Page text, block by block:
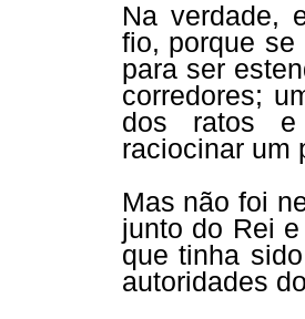
Na verdade,
fio, porque se
para ser
corredores;
dos ratos e
raciocinar um
Mas não foi
junto do Rei
que tinha
autoridades